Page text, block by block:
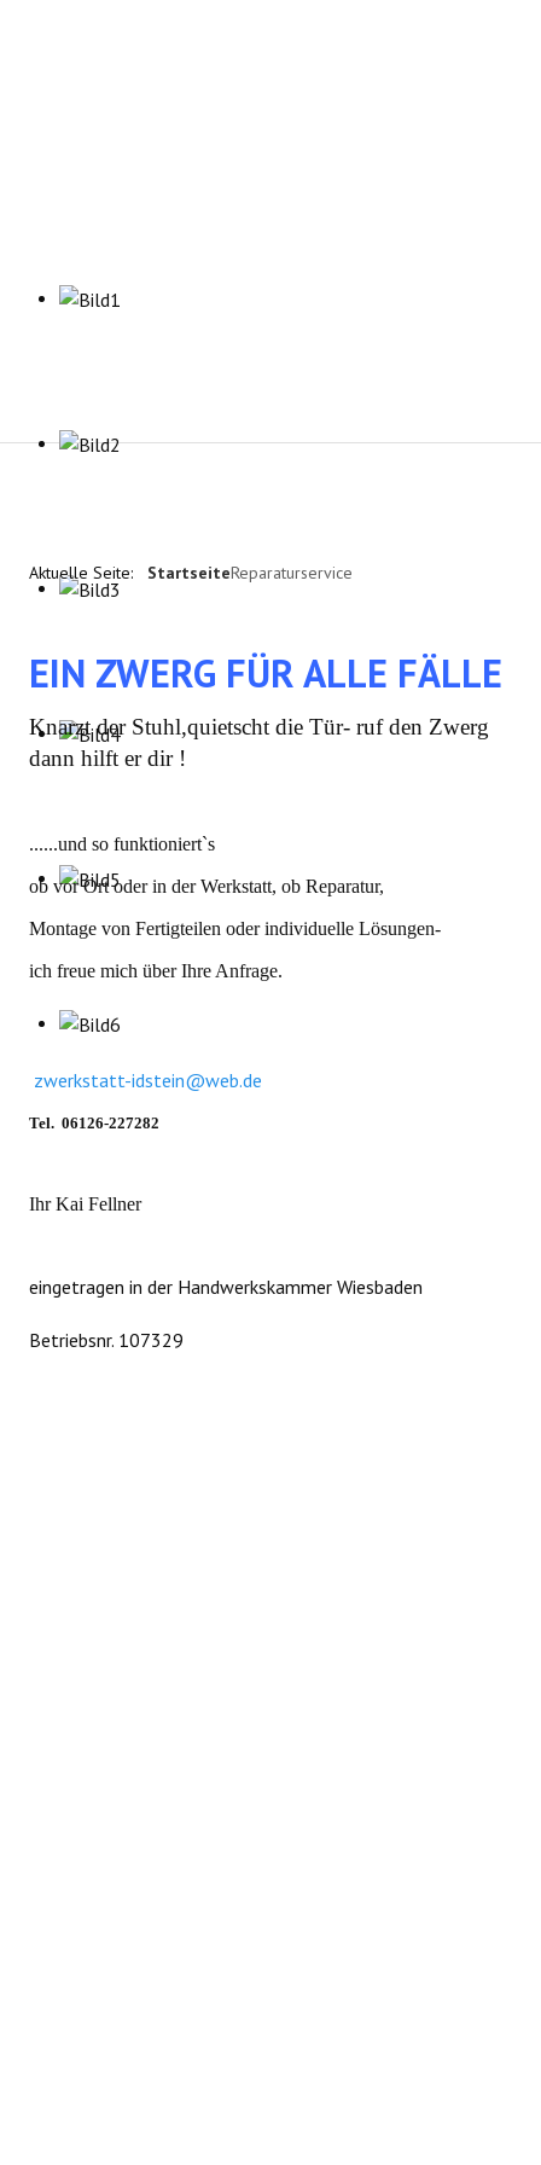
Aktuelle Seite: StartseiteReparaturservice
EIN ZWERG FÜR ALLE FÄLLE
Knarzt der Stuhl,quietscht die Tür- ruf den Zwerg
dann hilft er dir !
......und so funktioniert`s
ob vor Ort oder in der Werkstatt, ob Reparatur,
Montage von Fertigteilen oder individuelle Lösungen-
ich freue mich über Ihre Anfrage.
zwerkstatt-idstein@web.de
Tel. 06126-227282
Ihr Kai Fellner
eingetragen in der Handwerkskammer Wiesbaden
Betriebsnr. 107329